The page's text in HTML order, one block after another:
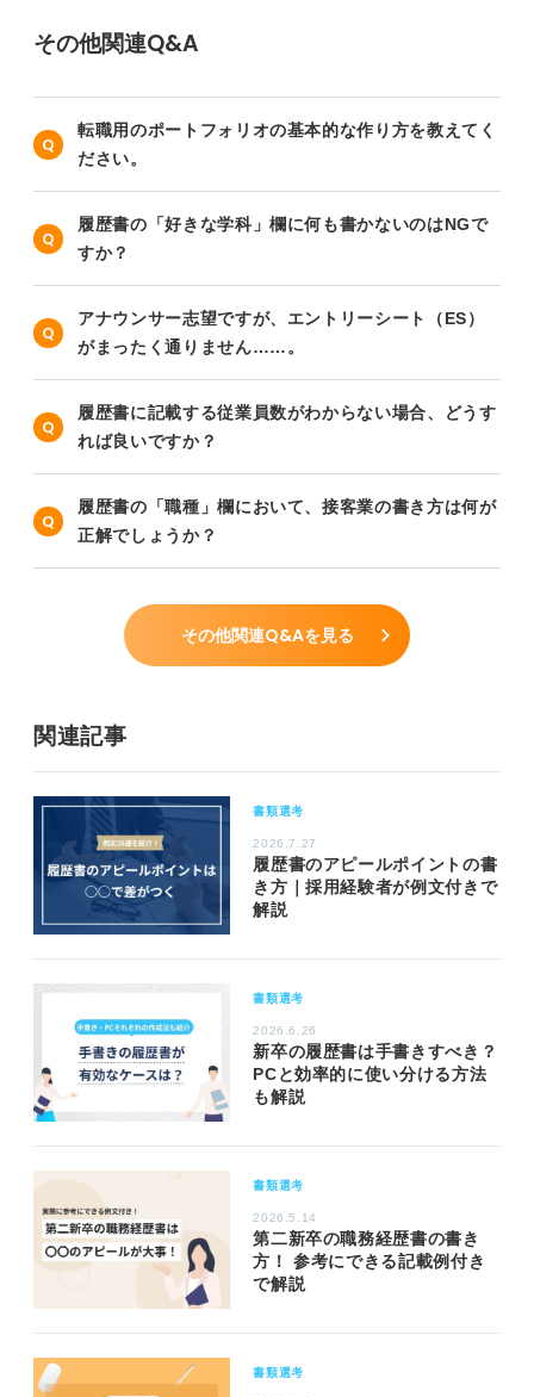
その他関連Q&A
転職用のポートフォリオの基本的な作り方を教えてく
ださい。
履歴書の「好きな学科」欄に何も書かないのはNGで
すか？
アナウンサー志望ですが、エントリーシート（ES）
がまったく通りません……。
履歴書に記載する従業員数がわからない場合、どうす
れば良いですか？
履歴書の「職種」欄において、接客業の書き方は何が
正解でしょうか？
その他関連Q&Aを見る
関連記事
書類選考
2026.7.27
履歴書のアピールポイントの書
き方｜採用経験者が例文付きで
解説
書類選考
2026.6.26
新卒の履歴書は手書きすべき？
PCと効率的に使い分ける方法
も解説
書類選考
2026.5.14
第二新卒の職務経歴書の書き
方！ 参考にできる記載例付き
で解説
書類選考